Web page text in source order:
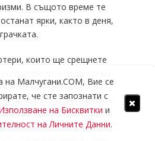
на Малчугани.COM, Вие се
че сте запознати с
на Бисквитки и
на Личните Данни.
В същото време те
ярки, както в деня,
които ще срещнете
само от най-доброто
е ръцете на детето